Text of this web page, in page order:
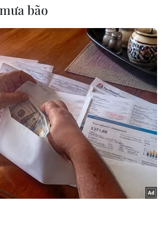
bắt giữ, các đối tượng đã sử
600 triệu đồng để đánh
tiếp tục điều tra, mở rộng
(TTXVN/Vietnam+)
bão